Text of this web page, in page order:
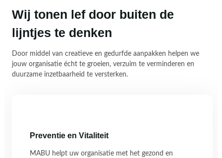
Wij tonen lef door buiten de
lijntjes te denken
Door middel van creatieve en gedurfde aanpakken helpen we
jouw organisatie écht te groeien, verzuim te verminderen en
duurzame inzetbaarheid te versterken.
Preventie en Vitaliteit
MABU helpt uw organisatie met het gezond en